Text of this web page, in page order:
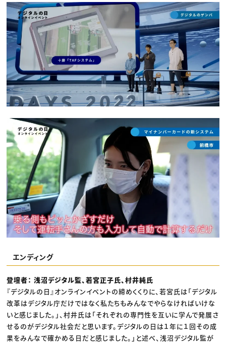
エンディング
登壇者： 浅沼デジタル監、若宮正子氏、村井純氏
『デジタルの日』オンラインイベントの締めくくりに、若宮氏は「デジタル
改革はデジタル庁だけではなく私たちもみんなでやらなければいけな
いと感じました。」、村井氏は「それぞれの専門性を互いに学んで発展さ
せるのがデジタル社会だと思います。デジタルの日は１年に１回その成
果をみんなで確かめる日だと感じました。」と述べ、浅沼デジタル監が